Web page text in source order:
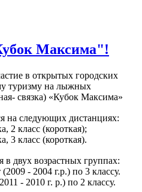
Максима"!
в открытых городских
туризму на лыжных
связка) «Кубок Максима»
на следующих дистанциях:
2 класс (короткая);
3 класс (короткая).
в двух возрастных группах:
- 2004 г.р.) по 3 классу.
- 2010 г. р.) по 2 классу.